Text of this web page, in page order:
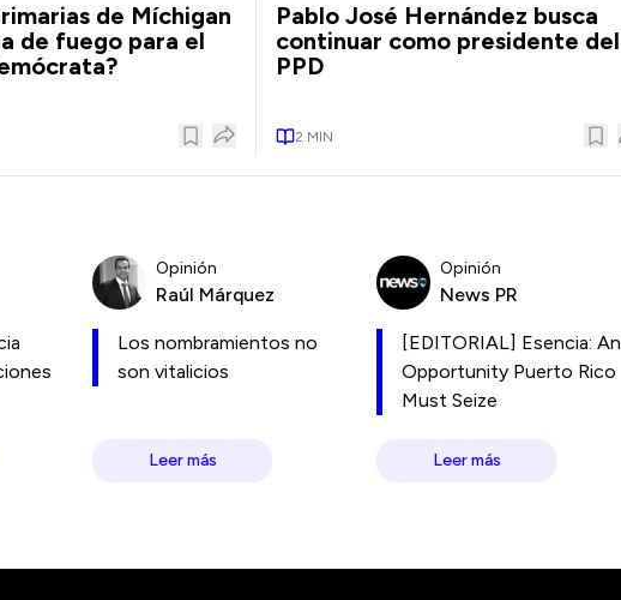
de Míchigan
de fuego para el
Pablo José Hernández busca
continuar como presidente del
PPD
2 MIN
Opinión
Raúl Márquez
Los nombramientos no
son vitalicios
Leer más
Opinión
News PR
[EDITORIAL] Esencia: An
Opportunity Puerto Rico
Must Seize
Leer más